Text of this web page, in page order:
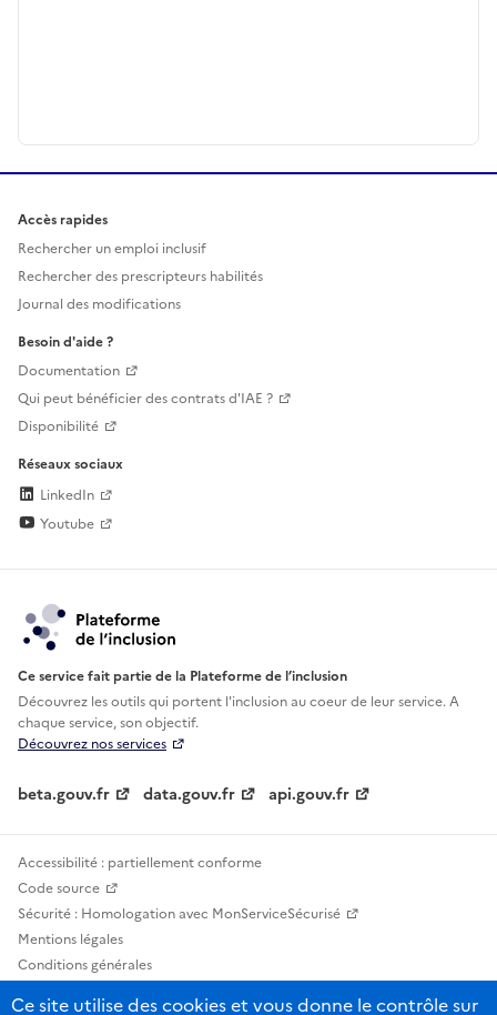
Accès rapides
Rechercher un emploi inclusif
Rechercher des prescripteurs habilités
Journal des modifications
Besoin d'aide ?
Documentation
Qui peut bénéficier des contrats d'IAE ?
Disponibilité
Réseaux sociaux
LinkedIn
Youtube
Ce service fait partie de la Plateforme de l’inclusion
Découvrez les outils qui portent l'inclusion aucoeur de leur service. A
chaque service, son objectif.
Découvrez nos services
beta.gouv.fr data.gouv.fr api.gouv.fr
Accessibilité : partiellement conforme
Code source
Sécurité : Homologation avec MonServiceSécurisé
Mentions légales
Conditions générales
Ce site utilise des cookies et vous donne le contrôle sur